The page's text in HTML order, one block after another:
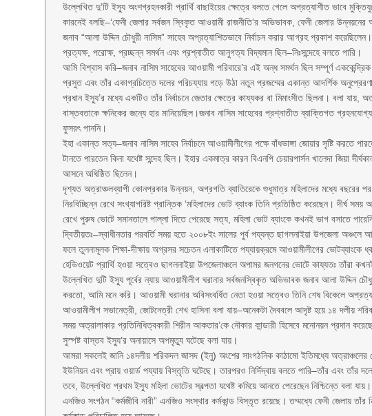
উল্লেখিত দু’টি ইস্যু অংশগ্রহনকারী প্রার্থি বাছাইয়ের ক্ষেত্রে বলতে গেলে অপ্রত্যাশীত ভাবে
কারনেই বলছি–‘ফেনী জেলার সর্বজন স্বিকৃত আওয়ামী রাজনীতি’র অভিভাবক, ফেনী জেলার উন্নয়নের
জনাব “আলা উদ্দিন চৌধুরী নাসিম” সাহেব অপ্রত্যাশিতভাবে নির্বাচন করার আগ্রহ প্রকাশ
প্রত্যক্ষ, পরোক্ষ, প্রচ্ছন্ন সমর্থন এবং প্রশ্নাতীত আনুগত্য বিদ্যমান ছিল–নিঃসন্দেহে বলতে পারি।
আমি বিশ্বাস করি–জনাব নাসিম সাহেবের আওয়ামী পরিবারে’র এই অন্ধ সমর্থন ছিল সম্পূর্ণ
প্রসুত এবং তাঁর একাগ্রচিত্তে দলের পরিচয্যায় গড়ে উঠা নতুন প্রজম্মের একান্ত আদর্শিক
প্রধান ইস্যু’র মধ্যে একটিও তাঁর নির্বাচনে জেতার ক্ষেত্রে কায্যকর বা মিমাংসীত ছিলনা। বলা
বাস্তবতাকে ক্ষনিকের জন্যে হার মানিয়েছিল।জনাব নাসিম সাহেবের প্রশ্নাতীত ব্যাক্তিগত
ফুসরৎ পাননি।
ইহা একান্ত সত্য–জনাব নাসিম সাহেব নির্বাচনে আওয়ামীলীগের পক্ষে বাঁধভাঙ্গা জোয়ার সৃষ্টি
টানতে পারতেন কিনা যথেষ্ট সন্দেহ ছিল। ইহার একমাত্র কারন বিএনপি চেয়ারপার্সন খালেদা জিয়া
আসনে অধিষ্ঠিত ছিলেন।
দৃশ্যত অত্রাঞ্চলব্যাপী কোনপ্রকার উন্নয়ন, অগ্রগতি ব্যাতিরেকে শুধুমাত্র মহিলাদের মধ্যে বছরের
নিরবিচ্ছিন্ন রেখে সংখ্যাগরিষ্ট প্রান্তিক ‘মহিলাদের ভোট ব্যাংক তিনি প্রতিষ্ঠিত করেছেন। দীর্ঘ
রেখে পুরুষ ভোটে সমানতালে পাল্লা দিতে পেরেছে সত্য, মহিলা ভোট ব্যাংকে কখনই ভাগ বসাতে
দ্বিতীয়তঃ–স্বাধীনতার পরবর্তি সময় হতে ২০০৮ইং সালের পুর্ব পয্যন্ত ছাগলনাইয়া উপজেলা অঞ্চলে
ফলে তুলনামূলক শিক্ষা-দীক্ষায় অগ্রসর সচেতন এলাকাটিতে পয্যায়ক্রমে আওয়ামীলীগের
হেভিওয়েট প্রার্থি হওয়া সত্বেও ছাগলনাইয়া উপজেলাঞ্চলে অপামর জনগনের ভোটে কায্যতঃ তাঁরা
উল্লেখিত দুটি ইস্যু পূর্বের ন্যায় আওয়ামীলীগ ঘরানার সর্বজনস্বিকৃত অভিভাবক জনাব আলা উদ্দিন
করতো, আমি মনে করি। আওয়ামী ঘরানার অবিসংবর্ধিত নেতা হওয়া সত্বেও তিনি শেষ বিকেলে
আওয়ামীলীগ সভানেত্রী, জোটনেত্রী শেখ হাসিনা বলা যায়–অনেকটা দৈববলে আদৃষ্ট হয়ে ১৪ দলীয়
সময় অত্রালাকার প্রতিনিধিত্বকারী শিরীন আকতার’কে নৌকার কান্ডারী হিসেবে মনোনয়ন প্রদান
সুস্পষ্ট বাস্তব ইস্যু’র অনায়াসে অপমৃত্যু ঘটেছে বলা যায়।
আমরা সকলেই জানি ১৪দলীয় শরিকদল জাসদ (ইনু) অংশের সাংগঠনিক কাঠামো ইতিমধ্যে অত্রাঞ্চলের
ইউনিয়ন এবং প্রায় ওয়ার্ড পয্যায় বিস্তৃতি ঘটেছে। তারপরও নির্দিদ্বায় বলতে পারি–তাঁর এবং তাঁর
তবে, উল্লেখিত প্রথম ইস্যু মহিলা ভোটের স্বল্পতা যথেষ্ট কমিয়ে আনতে পেরেছেন নিশ্চিন্তে বলা
এনজিও সংগঠন “কর্মজীবি নারী” এনজিও সংস্থার কর্মকান্ড বিস্তৃত রয়েছে। তম্মধ্যে ফেনী জেলায় তাঁর